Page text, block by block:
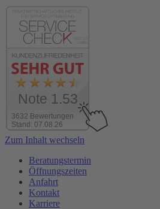
3632 Bewertungen
Stand: 07.08.26
Note 1.53
Zum Inhalt wechseln
Beratungstermin
Öffnungszeiten
Anfahrt
Kontakt
Karriere